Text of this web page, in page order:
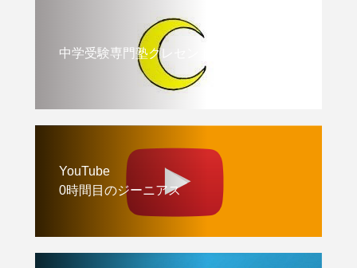
中学受験専門塾クレセント
YouTube
0時間目のジーニアス